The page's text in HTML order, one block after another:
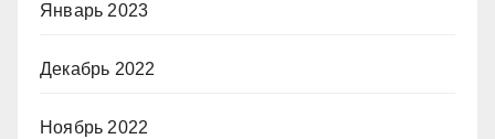
Январь 2023
Декабрь 2022
Ноябрь 2022